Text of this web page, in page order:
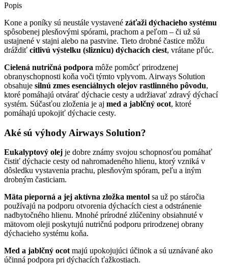
Popis
Kone a poníky sú neustále vystavené záťaži dýchacieho systému
spôsobenej plesňovými spórami, prachom a peľom – či už sú
ustajnené v stajni alebo na pastvine. Tieto drobné častice môžu
dráždiť citlivú výstelku (sliznicu) dýchacích ciest, vrátane pľúc.
Cielená nutričná podpora môže pomôcť prirodzenej
obranyschopnosti koňa voči týmto vplyvom. Airways Solution
obsahuje silnú zmes esenciálnych olejov rastlinného pôvodu,
ktoré pomáhajú otvárať dýchacie cesty a udržiavať zdravý dýchací
systém. Súčasťou zloženia je aj med a jablčný ocot, ktoré
pomáhajú upokojiť dýchacie cesty.
Aké sú výhody Airways Solution?
Eukalyptový olej je dobre známy svojou schopnosťou pomáhať
čistiť dýchacie cesty od nahromadeného hlienu, ktorý vzniká v
dôsledku vystavenia prachu, plesňovým spóram, peľu a iným
drobným časticiam.
Mäta pieporná a jej aktívna zložka mentol sa už po stáročia
používajú na podporu otvorenia dýchacích ciest a odstránenie
nadbytočného hlienu. Mnohé prírodné zlúčeniny obsiahnuté v
mätovom oleji poskytujú nutričnú podporu prirodzenej obrany
dýchacieho systému koňa.
Med a jablčný ocot majú upokojujúci účinok a sú uznávané ako
účinná podpora pri dýchacích ťažkostiach.